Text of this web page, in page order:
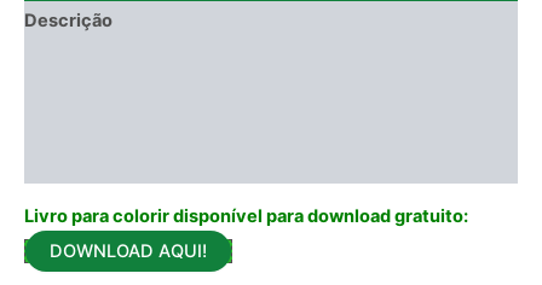
Descrição
Livro para colorir disponível para download gratuito:
DOWNLOAD AQUI!